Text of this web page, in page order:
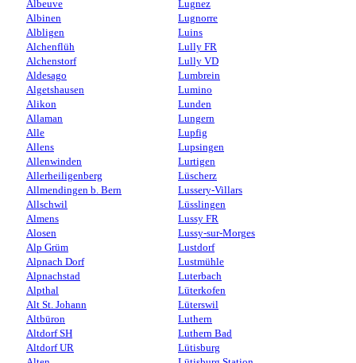
Albeuve
Albinen
Albligen
Alchenflüh
Alchenstorf
Aldesago
Algetshausen
Alikon
Allaman
Alle
Allens
Allenwinden
Allerheiligenberg
Allmendingen b. Bern
Allschwil
Almens
Alosen
Alp Grüm
Alpnach Dorf
Alpnachstad
Alpthal
Alt St. Johann
Altbüron
Altdorf SH
Altdorf UR
Lugnez
Lugnorre
Luins
Lully FR
Lully VD
Lumbrein
Lumino
Lunden
Lungern
Lupfig
Lupsingen
Lurtigen
Lüscherz
Lussery-Villars
Lüsslingen
Lussy FR
Lussy-sur-Morges
Lustdorf
Lustmühle
Luterbach
Lüterkofen
Lüterswil
Luthern
Luthern Bad
Lütisburg